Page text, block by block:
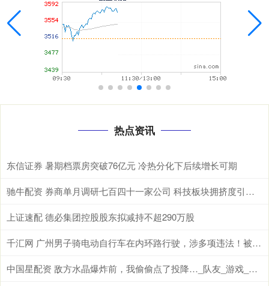
热点资讯
东信证券 暑期档票房突破76亿元 冷热分化下后续增长可期
驰牛配资 券商单月调研七百四十一家公司 科技板块拥挤度引发热议
上证速配 德必集团控股股东拟减持不超290万股
千汇网 广州男子骑电动自行车在内环路行驶，涉多项违法！被扣车罚款
中国星配资 敌方水晶爆炸前，我偷偷点了投降…_队友_游戏_因为